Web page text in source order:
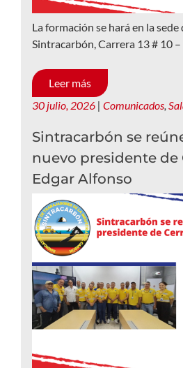
La formación se hará en la sede
Sintracarbón, Carrera 13 # 10
Leer más
30 julio, 2026 | Comunicados,
Sintracarbón se
nuevo presidente de
Edgar Alfonso